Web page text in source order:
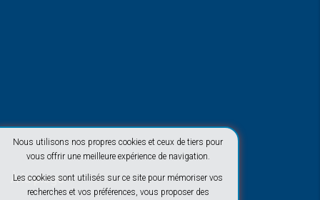
Nous utilisons nos propres cookies et ceux de tiers pour
vous offrir une meilleure expérience de navigation.
Les cookies sont utilisés sur ce site pour mémoriser vos
recherches et vos préférences, vous proposer des
À la plage